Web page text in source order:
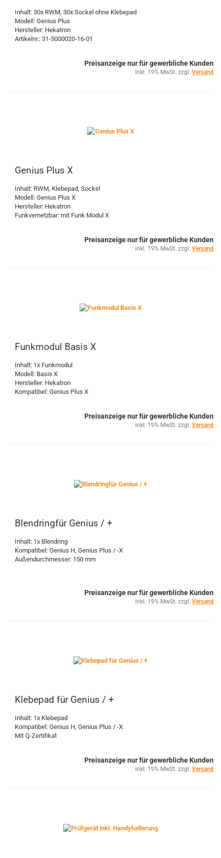
Inhalt: 30x RWM, 30x Sockel ohne Klebepad
Modell: Genius Plus
Hersteller: Hekatron
Artikelnr.: 31-5000020-16-01
Preisanzeige nur für gewerbliche Kunden
inkl. 19% MwSt. zzgl. Versand
Genius Plus X
Inhalt: RWM, Klebepad, Sockel
Modell: Genius Plus X
Hersteller: Hekatron
Funkvernetzbar: mit Funk Modul X
Preisanzeige nur für gewerbliche Kunden
inkl. 19% MwSt. zzgl. Versand
Funkmodul Basis X
Inhalt: 1x Funkmodul
Modell: Basis X
Hersteller: Hekatron
Kompatibel: Genius Plus X
Preisanzeige nur für gewerbliche Kunden
inkl. 19% MwSt. zzgl. Versand
Blendringfür Genius / +
Inhalt: 1x Blendring
Kompatibel: Genius H, Genius Plus / -X
Außendurchmesser: 150 mm
Preisanzeige nur für gewerbliche Kunden
inkl. 19% MwSt. zzgl. Versand
Klebepad für Genius / +
Inhalt: 1x Klebepad
Kompatibel: Genius H, Genius Plus / -X
Mit Q-Zertifikat
Preisanzeige nur für gewerbliche Kunden
inkl. 19% MwSt. zzgl. Versand